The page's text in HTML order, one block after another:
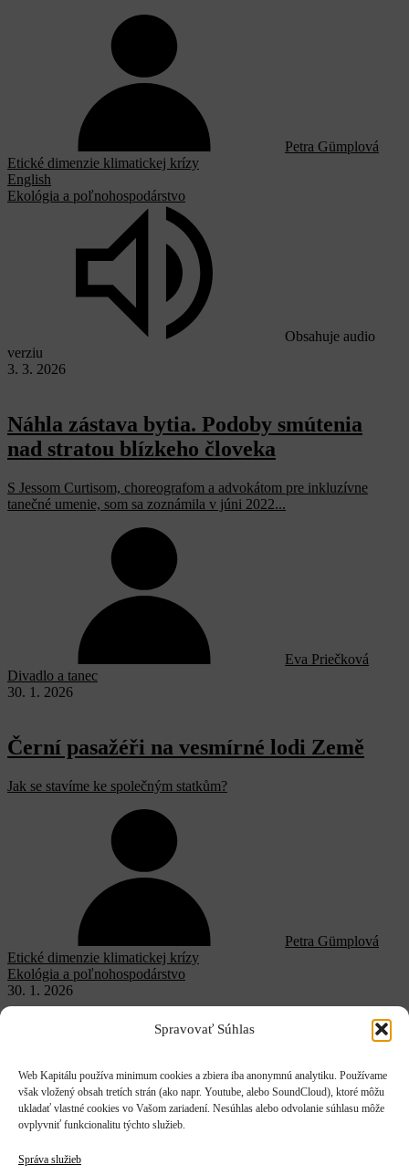
Spravovať Súhlas
Web Kapitálu používa minimum cookies a zbiera iba anonymnú analytiku. Používame
však vložený obsah tretích strán (ako napr. Youtube, alebo SoundCloud), ktoré môžu
ukladať vlastné cookies vo Vašom zariadení. Nesúhlas alebo odvolanie súhlasu môže
ovplyvniť funkcionalitu týchto služieb.
Správa služieb
Petra Gümplová
Etické dimenzie klimatickej krízy
English
Ekológia a poľnohospodárstvo
Obsahuje audio
verziu
3. 3. 2026
Náhla zástava bytia. Podoby smútenia
nad stratou blízkeho človeka
S Jessom Curtisom, choreografom a advokátom pre inkluzívne
tanečné umenie, som sa zoznámila v júni 2022...
Eva Priečková
Divadlo a tanec
30. 1. 2026
Černí pasažéři na vesmírné lodi Země
Jak se stavíme ke společným statkům?
Petra Gümplová
Etické dimenzie klimatickej krízy
Ekológia a poľnohospodárstvo
30. 1. 2026
Commons
Environmental thinkers of the 1960s often reached for the image of
Spaceship...